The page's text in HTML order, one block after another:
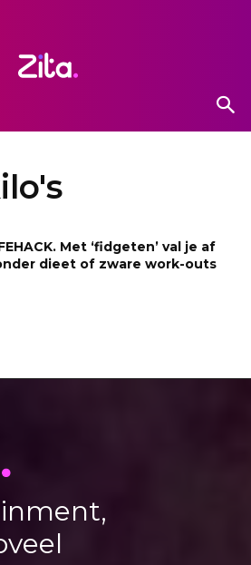
Met ‘fidgeten’ val je af
dieet of zware work-outs